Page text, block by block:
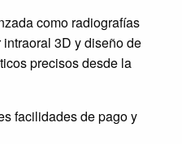
como radiografías
3D y diseño de
precisos desde la
facilidades de pago y